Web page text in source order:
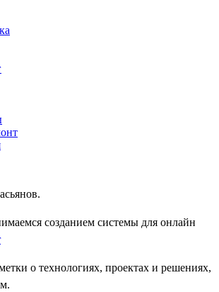
созданием системы для онлайн
о технологиях, проектах и решениях,